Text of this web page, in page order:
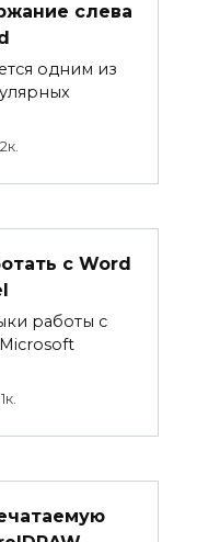
слева
одним из
с Word
работы с